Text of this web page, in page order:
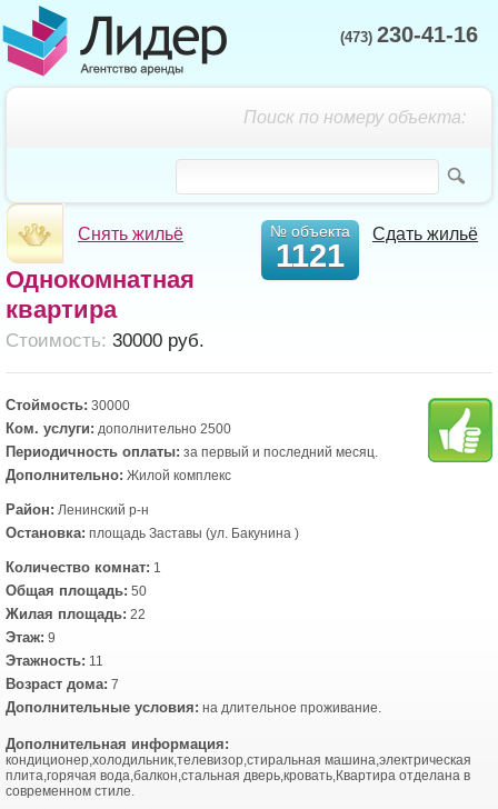
(473) 230-41-16
Поиск по номеру объекта:
Снять жильё Сдать жильё
№ объекта
1121
Однокомнатная
квартира
Cтоимость: 30000 руб.
Стоймость: 30000
Ком. услуги: дополнительно 2500
Периодичность оплаты: за первый и последний месяц.
Дополнительно: Жилой комплекс
Район: Ленинский р-н
Остановка: площадь Заставы (ул. Бакунина )
Количество комнат: 1
Общая площадь: 50
Жилая площадь: 22
Этаж: 9
Этажность: 11
Возраст дома: 7
Дополнительные условия: на длительное проживание.
Дополнительная информация:
кондиционер,холодильник,телевизор,стиральная машина,электрическая
плита,горячая вода,балкон,стальная дверь,кровать,Квартира отделана в
современном стиле.